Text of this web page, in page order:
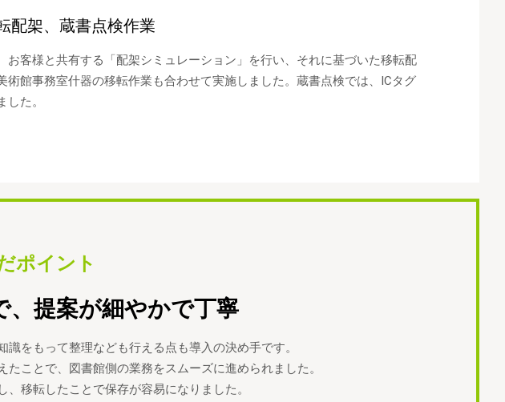
配架、蔵書点検作業
お客様と共有する「配架シミュレーション」を行い、それに基づいた移転配
館事務室什器の移転作業も合わせて実施しました。蔵書点検では、ICタグ
た。
ポイント
、提案が細やかで丁寧
をもって整理なども行える点も導入の決め手です。
ことで、図書館側の業務をスムーズに進められました。
移転したことで保存が容易になりました。